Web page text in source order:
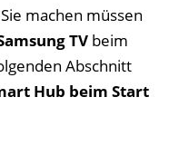
machen müssen
TV beim
Abschnitt
Hub beim Start